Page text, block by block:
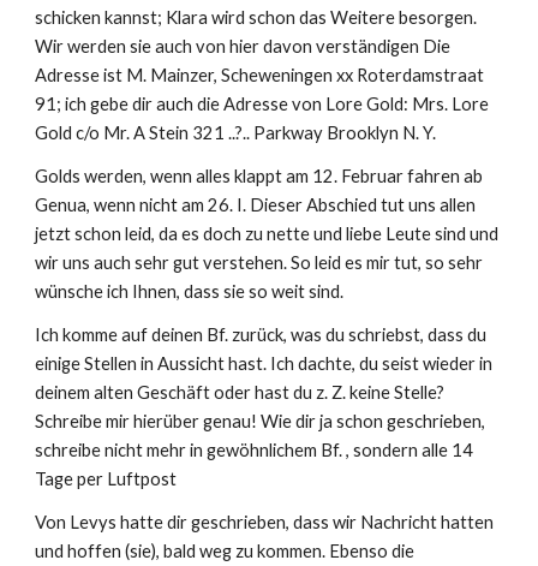
schicken kannst; Klara wird schon das Weitere besorgen.
Wir werden sie auch von hier davon verständigen Die
Adresse ist M. Mainzer, Scheweningen xx Roterdamstraat
91; ich gebe dir auch die Adresse von Lore Gold: Mrs. Lore
Gold c/o Mr. A Stein 321 ..?.. Parkway Brooklyn N. Y.
Golds werden, wenn alles klappt am 12. Februar fahren ab
Genua, wenn nicht am 26. I. Dieser Abschied tut uns allen
jetzt schon leid, da es doch zu nette und liebe Leute sind und
wir uns auch sehr gut verstehen. So leid es mir tut, so sehr
wünsche ich Ihnen, dass sie so weit sind.
Ich komme auf deinen Bf. zurück, was du schriebst, dass du
einige Stellen in Aussicht hast. Ich dachte, du seist wieder in
deinem alten Geschäft oder hast du z. Z. keine Stelle?
Schreibe mir hierüber genau! Wie dir ja schon geschrieben,
schreibe nicht mehr in gewöhnlichem Bf. , sondern alle 14
Tage per Luftpost
Von Levys hatte dir geschrieben, dass wir Nachricht hatten
und hoffen (sie), bald weg zu kommen. Ebenso die